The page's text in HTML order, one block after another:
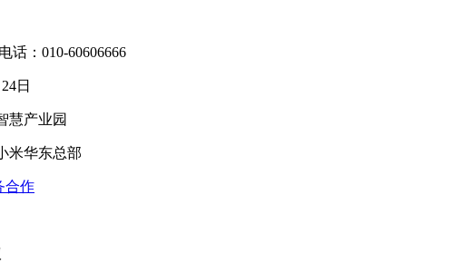
话：010-60606666
日
慧产业园
米华东总部
合作